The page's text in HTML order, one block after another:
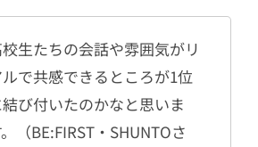
生たちの会話や雰囲気がリ
ルで共感できるところが1位
結び付いたのかなと思いま
（BE:FIRST・SHUNTOさ